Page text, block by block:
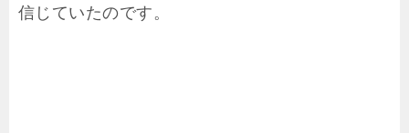
信じていたのです。